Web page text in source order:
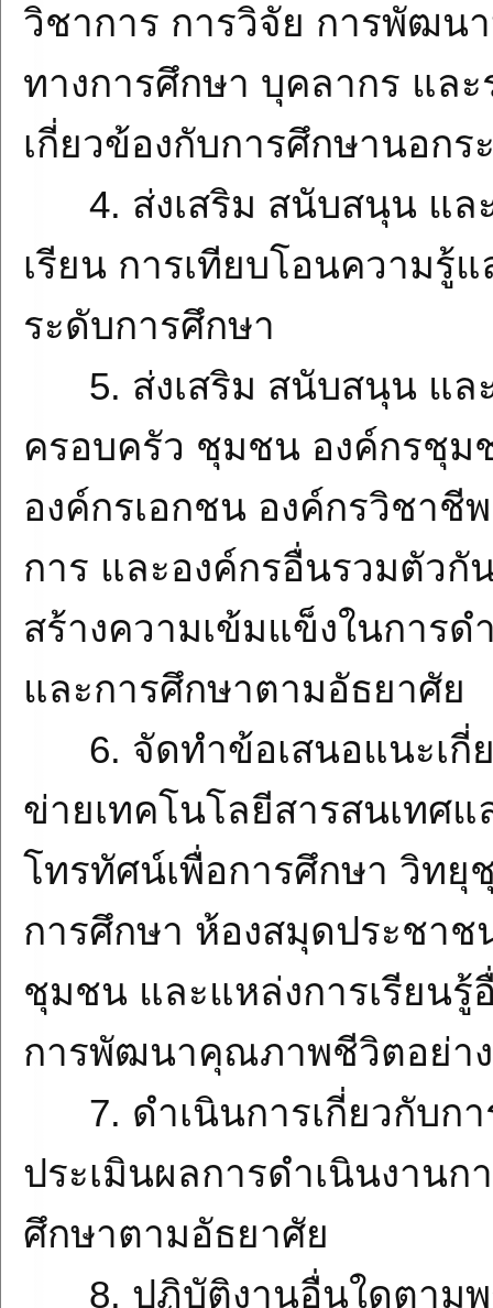
วิชาการ การวิจัย การพัฒน
ทางการศึกษา บุคลากร แล
เกี่ยวข้องกับการศึกษานอก
4. ส่งเสริม สนับสนุน และ
เรียน การเทียบโอนความรู้
ระดับการศึกษา
5. ส่งเสริม สนับสนุน แล
ครอบครัว ชุมชน องค์กรชุม
องค์กรเอกชน องค์กรวิชาชี
การ และองค์กรอื่นรวมตัวกั
สร้างความเข้มแข็งในการ
และการศึกษาตามอัธยาศัย
6. จัดทำข้อเสนอแนะเกี่ย
ข่ายเทคโนโลยีสารสนเทศ
โทรทัศน์เพื่อการศึกษา วิท
การศึกษา ห้องสมุดประชา
ชุมชน และแหล่งการเรียนรู้
การพัฒนาคุณภาพชีวิตอย่า
7. ดำเนินการเกี่ยวกับก
ประเมินผลการดำเนินงาน
ศึกษาตามอัธยาศัย
8. ปฏิบัติงานอื่นใดตาม